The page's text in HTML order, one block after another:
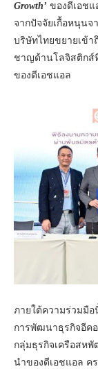
Growth’ ของดีเอช
จากปัจจัยเกื้อหนุนจ
บริษัทไทยขยายเข้า
ชาญด้านโลจิสติกส์
ของดีเอชแอล
ภายใต้ความร่วมมื
การพัฒนาธุรกิจอีคอ
กลุ่มธุรกิจเครือสห
นำของดีเอชแอล ค